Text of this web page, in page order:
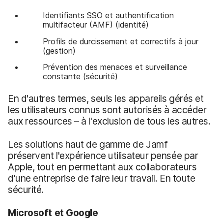
Identifiants SSO et authentification
multifacteur (AMF) (identité)
Profils de durcissement et correctifs à jour
(gestion)
Prévention des menaces et surveillance
constante (sécurité)
En d'autres termes, seuls les appareils gérés et
les utilisateurs connus sont autorisés à accéder
aux ressources – à l'exclusion de tous les autres.
Les solutions haut de gamme de Jamf
préservent l'expérience utilisateur pensée par
Apple, tout en permettant aux collaborateurs
d'une entreprise de faire leur travail. En toute
sécurité.
Microsoft et Google